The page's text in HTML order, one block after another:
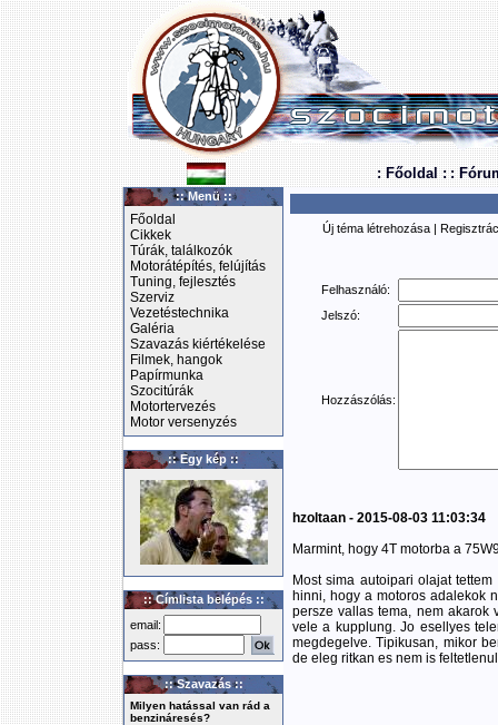
: Főoldal : :
:: Menü ::
Főoldal
Cikkek
Túrák, találkozók
Motorátépítés, felújítás
Tuning, fejlesztés
Szerviz
Vezetéstechnika
Galéria
Szavazás kiértékelése
Filmek, hangok
Papírmunka
Szocitúrák
Motortervezés
Motor versenyzés
:: Egy kép ::
:: Címlista belépés ::
email:
pass:
:: Szavazás ::
Milyen hatással van rád a
benzináresés?
Új téma létrehozása |
Felhasználó:
Jelszó:
Hozzászólás:
hzoltaan - 2015-08-03 11:03:34
Marmint, hogy 4T motorba a
Most sima autoipari olajat
hinni, hogy a motoros adalekok
persze vallas tema, nem akarok
vele a kupplung. Jo esellyes
megdegelve. Tipikusan, mikor
de eleg ritkan es nem is